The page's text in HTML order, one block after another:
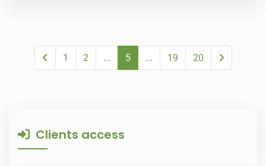
1 2 ... 5 ... 19 20
Clients access